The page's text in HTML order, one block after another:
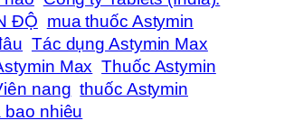
ĐỘ mua thuốc Astymin
Tác dụng Astymin Max
Max Thuốc Astymin
nang thuốc Astymin
bao nhiêu